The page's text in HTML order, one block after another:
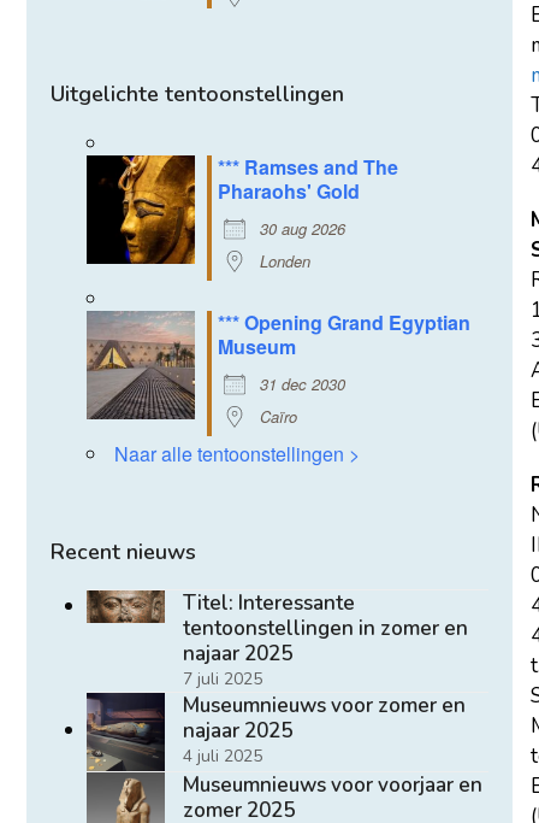
Uitgelichte tentoonstellingen
*** Ramses and The
Pharaohs' Gold
30 aug 2026
Londen
*** Opening Grand Egyptian
Museum
31 dec 2030
Caïro
Naar alle tentoonstellingen >
Recent nieuws
Titel: Interessante
tentoonstellingen in zomer en
najaar 2025
7 juli 2025
Museumnieuws voor zomer en
najaar 2025
4 juli 2025
Museumnieuws voor voorjaar en
zomer 2025